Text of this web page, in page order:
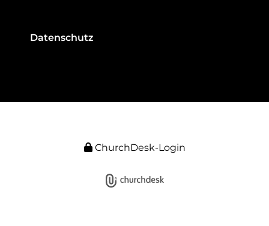
Datenschutz
ChurchDesk-Login